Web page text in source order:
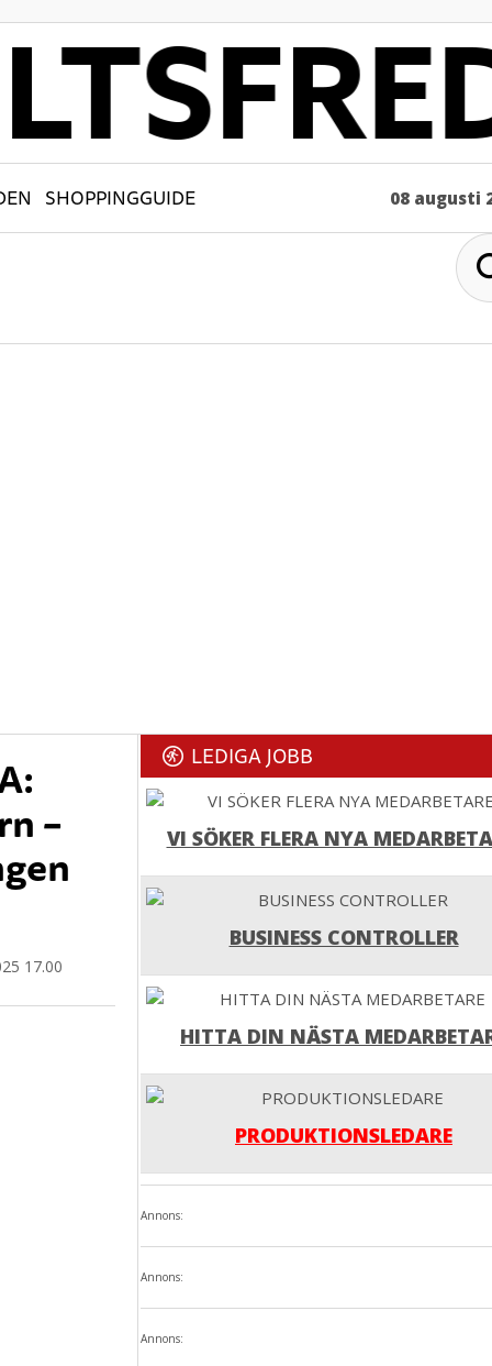
SHOPPINGGUIDE 08 augusti
–
17.00
LEDIGA JOBB
VI SÖKER FLERA NYA
BUSINESS CONTROLLER
HITTA DIN NÄSTA
PRODUKTIONSLEDARE
Annons:
Annons:
Annons: